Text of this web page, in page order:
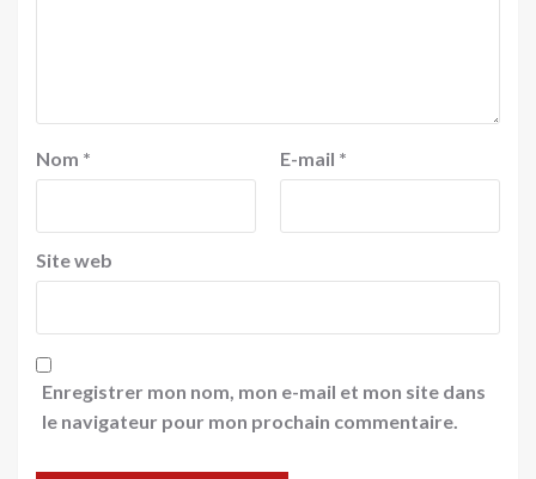
Nom * E-mail *
Site web
Enregistrer mon nom, mon e-mail et mon site dans
le navigateur pour mon prochain commentaire.